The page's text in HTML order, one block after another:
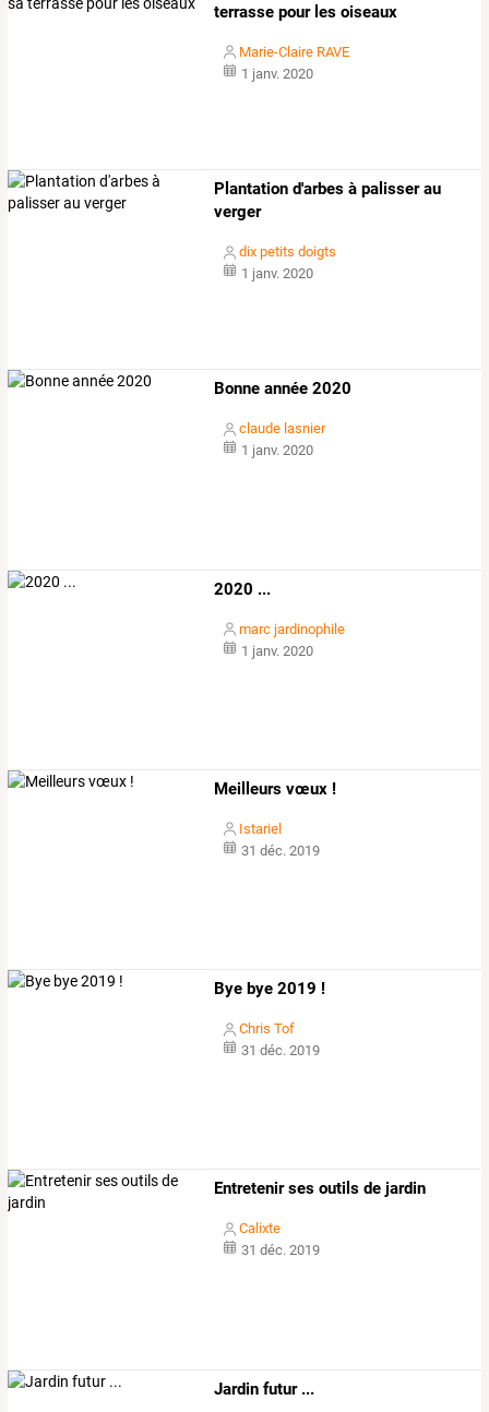
terrasse pour les oiseaux
Marie-Claire RAVE
1 janv. 2020
Plantation d'arbes à palisser au
verger
dix petits doigts
1 janv. 2020
Bonne année 2020
claude lasnier
1 janv. 2020
2020 ...
marc jardinophile
1 janv. 2020
Meilleurs vœux !
Istariel
31 déc. 2019
Bye bye 2019 !
Chris Tof
31 déc. 2019
Entretenir ses outils de jardin
Calixte
31 déc. 2019
Jardin futur ...